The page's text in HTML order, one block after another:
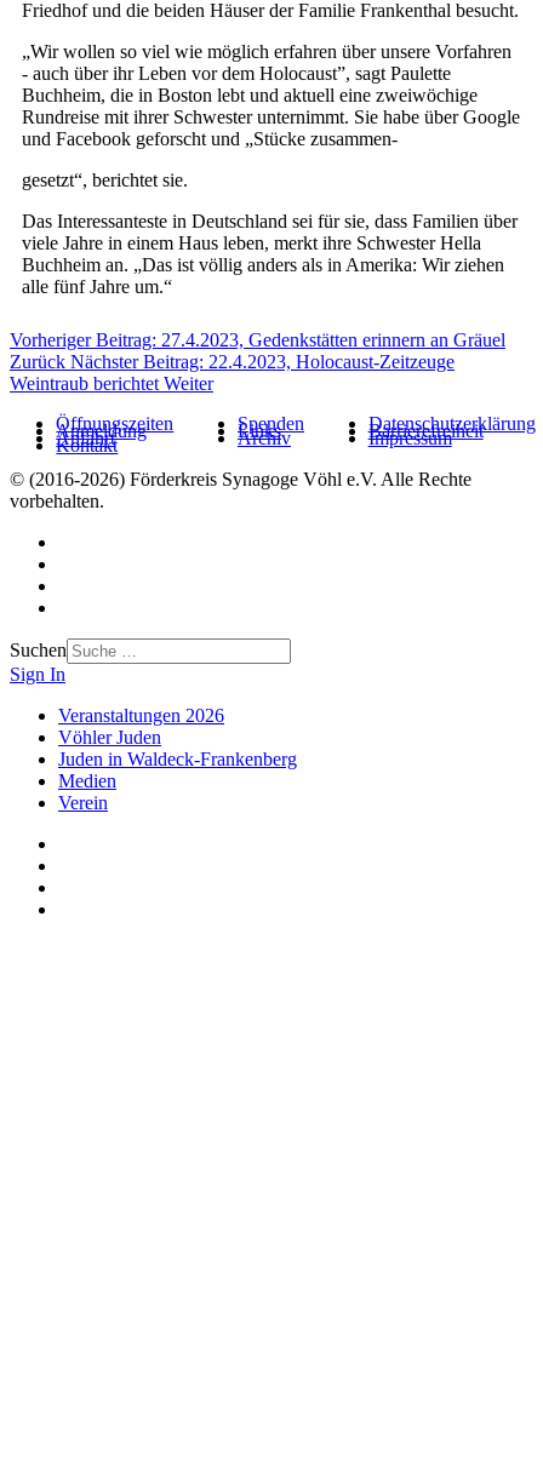
Friedhof und die beiden Häuser der Familie Frankenthal besucht.
„Wir wollen so viel wie möglich erfahren über unsere Vorfahren
- auch über ihr Leben vor dem Holocaust”, sagt Paulette
Buchheim, die in Boston lebt und aktuell eine zweiwöchige
Rundreise mit ihrer Schwester unternimmt. Sie habe über Google
und Facebook geforscht und „Stücke zusammen-
gesetzt“, berichtet sie.
Das Interessanteste in Deutschland sei für sie, dass Familien über
viele Jahre in einem Haus leben, merkt ihre Schwester Hella
Buchheim an. „Das ist völlig anders als in Amerika: Wir ziehen
alle fünf Jahre um.“
Vorheriger Beitrag: 27.4.2023, Gedenkstätten erinnern an Gräuel
Zurück Nächster Beitrag: 22.4.2023, Holocaust-Zeitzeuge
Weintraub berichtet Weiter
Öffnungszeiten
Anmeldung
Anfahrt
Kontakt
Spenden
Links
Archiv
Datenschutzerklärung
Barrierefreiheit
Impressum
© (2016-2026) Förderkreis Synagoge Vöhl e.V. Alle Rechte
vorbehalten.
Suchen
Sign In
Veranstaltungen 2026
Vöhler Juden
Juden in Waldeck-Frankenberg
Medien
Verein